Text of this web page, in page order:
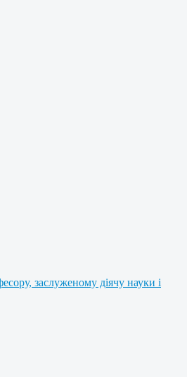
заслуженому діячу науки і